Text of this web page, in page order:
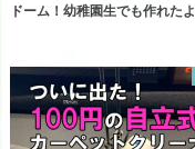
ドーム！幼稚園生でも作れたよ